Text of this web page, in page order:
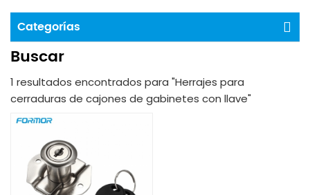
Categorías
Buscar
1 resultados encontrados para "Herrajes para
cerraduras de cajones de gabinetes con llave"